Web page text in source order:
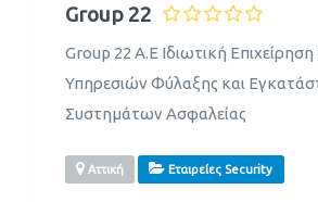
Group 22
Group 22 A.E Ιδιωτική
Υπηρεσιών Φύλαξης και
Συστημάτων Ασφαλείας
Αττική Εταιρείες Security